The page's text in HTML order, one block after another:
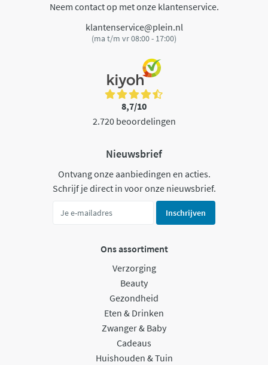
Neem contact op met onze klantenservice.
klantenservice@plein.nl
(ma t/m vr 08:00 - 17:00)
8,7/10
2.720 beoordelingen
Nieuwsbrief
Ontvang onze aanbiedingen en acties.
Schrijf je direct in voor onze nieuwsbrief.
Inschrijven
Ons assortiment
Verzorging
Beauty
Gezondheid
Eten & Drinken
Zwanger & Baby
Cadeaus
Huishouden & Tuin